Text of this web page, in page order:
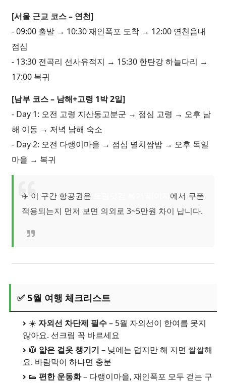
[서울 근교 코스 – 연천]
- 09:00 출발 → 10:30 재인폭포 도착 → 12:00 연천읍내
점심
- 13:30 전곡리 선사유적지 → 15:30 한탄강 하늘다리 →
17:00 복귀
[남부 코스 – 남해+고령 1박 2일]
- Day 1: 오전 고령 지산동고분군 → 점심 고령 → 오후 남
해 이동 → 저녁 남해 숙소
- Day 2: 오전 다랭이마을 → 점심 멸치쌈밥 → 오후 독일
마을 → 복귀
✈️ 이 구간 항공권은
에서 쿠폰
적용되는지 먼저 보면 의외로 3~5만원 차이 납니다.
✅ 5월 여행 체크리스트
☀️자외선 차단제 필수– 5월 자외선이 한여름 못지
않아요. 선크림 꼭 바르세요
🧥 얇은 겉옷 챙기기 – 낮에는 덥지만 해 지면 쌀쌀해
요. 바람막이 하나면 충분
👟편한 운동화– 다랭이마을, 재인폭포 모두 걷는 구